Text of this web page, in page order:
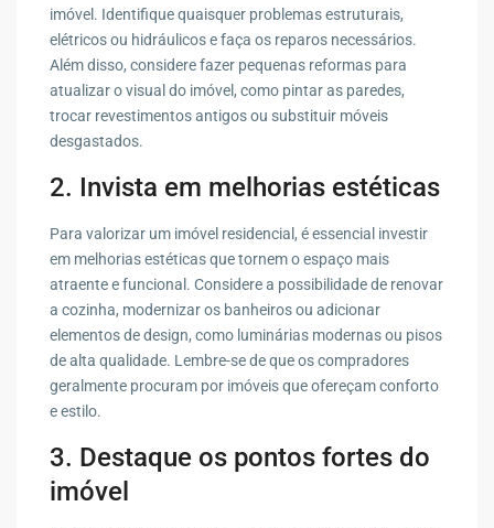
imóvel. Identifique quaisquer problemas estruturais,
elétricos ou hidráulicos e faça os reparos necessários.
Além disso, considere fazer pequenas reformas para
atualizar o visual do imóvel, como pintar as paredes,
trocar revestimentos antigos ou substituir móveis
desgastados.
2. Invista em melhorias estéticas
Para valorizar um imóvel residencial, é essencial investir
em melhorias estéticas que tornem o espaço mais
atraente e funcional. Considere a possibilidade de renovar
a cozinha, modernizar os banheiros ou adicionar
elementos de design, como luminárias modernas ou pisos
de alta qualidade. Lembre-se de que os compradores
geralmente procuram por imóveis que ofereçam conforto
e estilo.
3. Destaque os pontos fortes do
imóvel